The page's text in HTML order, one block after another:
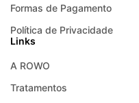
Formas de Pagamento
Política de Privacidade
Links
A ROWO
Tratamentos